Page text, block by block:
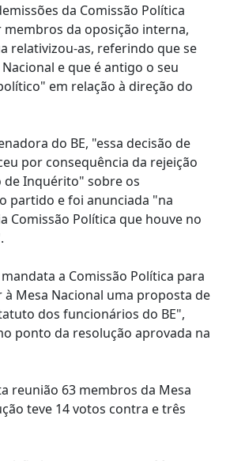
da Comissão Política
da oposição interna,
relativizou-as, referindo que se
e que é antigo o seu
em relação à direção do
do BE, "essa decisão de
por consequência da rejeição
de Inquérito" sobre os
partido e foi anunciada "na
Comissão Política que houve no
a Comissão Política para
Mesa Nacional uma proposta de
dos funcionários do BE",
ponto da resolução aprovada na
reunião 63 membros da Mesa
teve 14 votos contra e três